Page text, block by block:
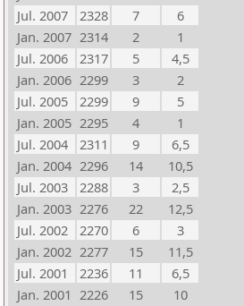
Jul. 2007
2328 7
6
Jan. 2007 2314 2
1
Jul. 2006
2317 5
4,5
Jan. 2006 2299 3
2
Jul. 2005
2299 9
5
Jan. 2005 2295 4
1
Jul. 2004
2311 9
6,5
Jan. 2004 2296 14
10,5
Jul. 2003
2288 3
2,5
Jan. 2003 2276 22
12,5
Jul. 2002
2270 6
3
Jan. 2002 2277 15
11,5
Jul. 2001
2236 11
6,5
Jan. 2001 2226 15
10